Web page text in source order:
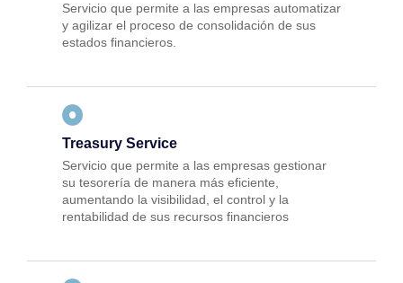
Servicio que permite a las empresas automatizar
y agilizar el proceso de consolidación de sus
estados financieros.
Treasury Service
Servicio que permite a las empresas gestionar
su tesorería de manera más eficiente,
aumentando la visibilidad, el control y la
rentabilidad de sus recursos financieros